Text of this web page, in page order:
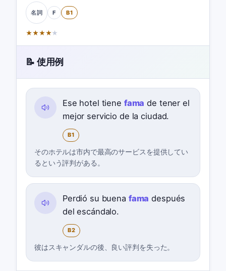
名詞 F B1
★★★★★
📝 使用例
Ese hotel tiene fama de tener el
mejor servicio de la ciudad.
B1
そのホテルは市内で最高のサービスを提供してい
るという評判がある。
Perdió su buena fama después
del escándalo.
B2
彼はスキャンダルの後、良い評判を失った。